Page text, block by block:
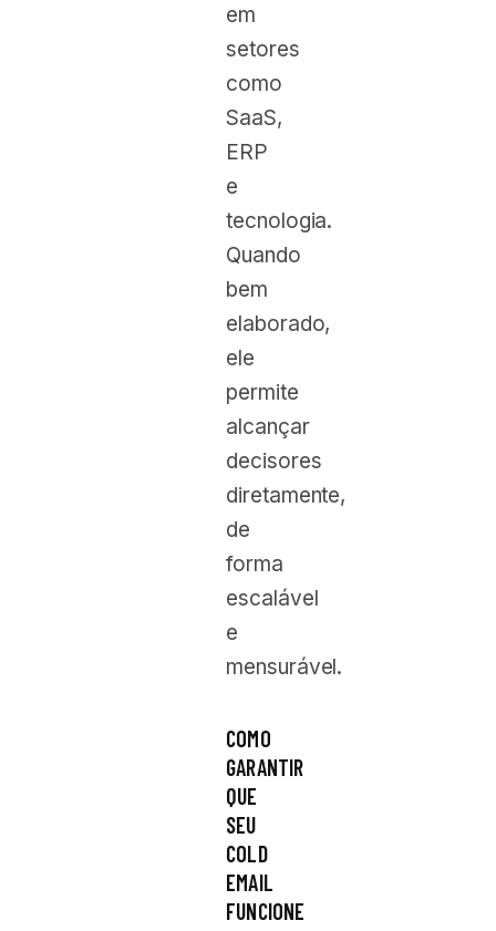
em
setores
como
SaaS,
ERP
e
tecnologia.
Quando
bem
elaborado,
ele
permite
alcançar
decisores
diretamente,
de
forma
escalável
e
mensurável.
COMO
GARANTIR
QUE
SEU
COLD
EMAIL
FUNCIONE